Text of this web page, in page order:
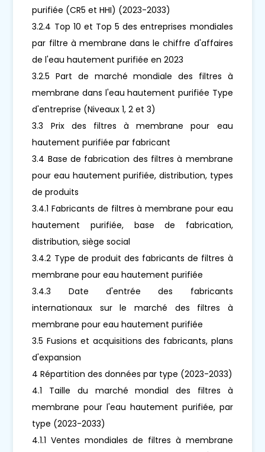
purifiée (CR5 et HHI) (2023-2033)
3.2.4 Top 10 et Top 5 des entreprises mondiales
par filtre à membrane dans le chiffre d'affaires
de l'eau hautement purifiée en 2023
3.2.5 Part de marché mondiale des filtres à
membrane dans l'eau hautement purifiée Type
d'entreprise (Niveaux 1, 2 et 3)
3.3 Prix des filtres à membrane pour eau
hautement purifiée par fabricant
3.4 Base de fabrication des filtres à membrane
pour eau hautement purifiée, distribution, types
de produits
3.4.1 Fabricants de filtres à membrane pour eau
hautement purifiée, base de fabrication,
distribution, siège social
3.4.2 Type de produit des fabricants de filtres à
membrane pour eau hautement purifiée
3.4.3 Date d'entrée des fabricants
internationaux sur le marché des filtres à
membrane pour eau hautement purifiée
3.5 Fusions et acquisitions des fabricants, plans
d'expansion
4 Répartition des données par type (2023-2033)
4.1 Taille du marché mondial des filtres à
membrane pour l'eau hautement purifiée, par
type (2023-2033)
4.1.1 Ventes mondiales de filtres à membrane